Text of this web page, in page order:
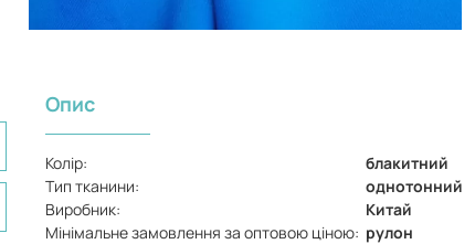
Опис
Колір:
блакитний
Тип тканини:
однотонний
Виробник:
Китай
Мінімальне замовлення за оптовою ціною: рулон